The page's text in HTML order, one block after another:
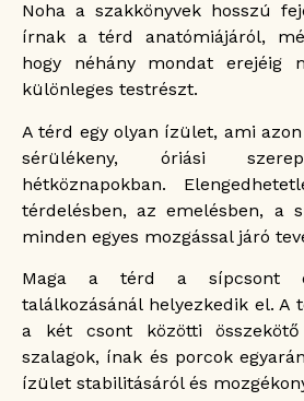
Noha a szakkönyvek hosszú
írnak a térd anatómiájáról,
hogy néhány mondat erejéig
különleges testrészt.
A térd egy olyan ízület, ami
sérülékeny, óriási
hétköznapokban.
térdelésben, az emelésben, a
minden egyes mozgással járó
Maga a térd a sípcsont
találkozásánál helyezkedik el. A
a két csont közötti
szalagok, ínak és porcok
ízület stabilitásáról és